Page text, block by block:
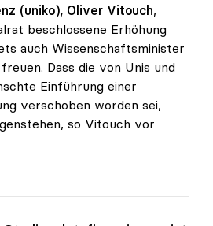
(uniko), Oliver Vitouch,
beschlossene Erhöhung
auch Wissenschaftsminister
Dass die von Unis und
Einführung einer
verschoben worden sei,
so Vitouch vor
sollte auch Minister